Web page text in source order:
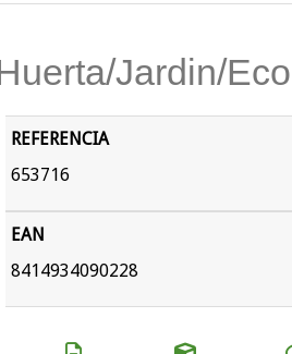
Jardin/
REFERENCIA
653716
EAN
8414934090228